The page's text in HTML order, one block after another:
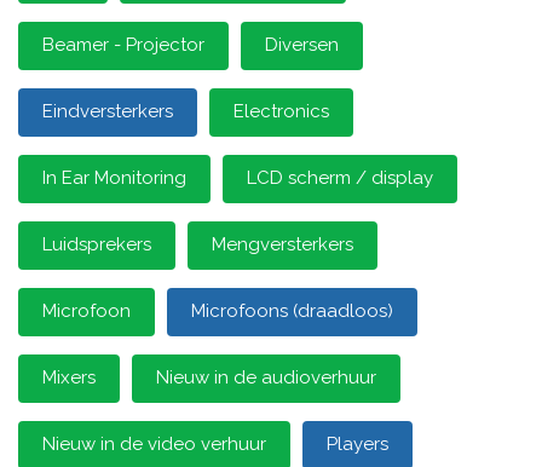
Beamer - Projector Diversen
Eindversterkers Electronics
In Ear Monitoring LCD scherm / display
Luidsprekers Mengversterkers
Microfoon Microfoons (draadloos)
Mixers Nieuw in de audioverhuur
Nieuw in de video verhuur Players